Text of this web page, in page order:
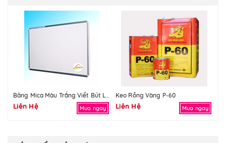
Bảng Mica Màu Trắng Viết Bút Lông
Liên Hệ Mua ngay
Keo Rồng Vàng P-60
Liên Hệ Mua ngay